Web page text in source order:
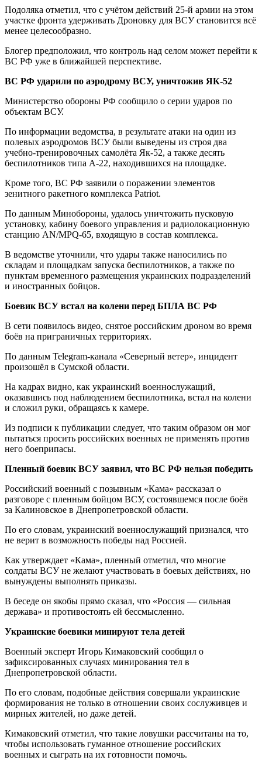
Подоляка отметил, что с учётом действий 25-й армии на этом
участке фронта удерживать Дроновку для ВСУ становится всё
менее целесообразно.
Блогер предположил, что контроль над селом может перейти к
ВС РФ уже в ближайшей перспективе.
ВС РФ ударили по аэродрому ВСУ, уничтожив ЯК-52
Министерство обороны РФ сообщило о серии ударов по
объектам ВСУ.
По информации ведомства, в результате атаки на один из
полевых аэродромов ВСУ были выведены из строя два
учебно-тренировочных самолёта Як-52, а также десять
беспилотников типа А-22, находившихся на площадке.
Кроме того, ВС РФ заявили о поражении элементов
зенитного ракетного комплекса Patriot.
По данным Минобороны, удалось уничтожить пусковую
установку, кабину боевого управления и радиолокационную
станцию AN/MPQ-65, входящую в состав комплекса.
В ведомстве уточнили, что удары также наносились по
складам и площадкам запуска беспилотников, а также по
пунктам временного размещения украинских подразделений
и иностранных бойцов.
Боевик ВСУ встал на колени перед БПЛА ВС РФ
В сети появилось видео, снятое российским дроном во время
боёв на приграничных территориях.
По данным Telegram-канала «Северный ветер», инцидент
произошёл в Сумской области.
На кадрах видно, как украинский военнослужащий,
оказавшись под наблюдением беспилотника, встал на колени
и сложил руки, обращаясь к камере.
Из подписи к публикации следует, что таким образом он мог
пытаться просить российских военных не применять против
него боеприпасы.
Пленный боевик ВСУ заявил, что ВС РФ нельзя победить
Российский военный с позывным «Кама» рассказал о
разговоре с пленным бойцом ВСУ, состоявшемся после боёв
за Калиновское в Днепропетровской области.
По его словам, украинский военнослужащий признался, что
не верит в возможность победы над Россией.
Как утверждает «Кама», пленный отметил, что многие
солдаты ВСУ не желают участвовать в боевых действиях, но
вынуждены выполнять приказы.
В беседе он якобы прямо сказал, что «Россия — сильная
держава» и противостоять ей бессмысленно.
Украинские боевики минируют тела детей
Военный эксперт Игорь Кимаковский сообщил о
зафиксированных случаях минирования тел в
Днепропетровской области.
По его словам, подобные действия совершали украинские
формирования не только в отношении своих сослуживцев и
мирных жителей, но даже детей.
Кимаковский отметил, что такие ловушки рассчитаны на то,
чтобы использовать гуманное отношение российских
военных и сыграть на их готовности помочь.